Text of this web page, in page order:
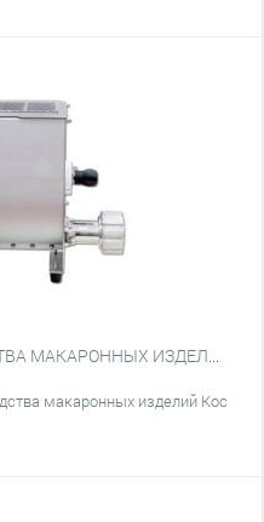
ЭКСТРУДЕР ДЛЯ ПРОИЗВОДСТВА МАКАРОННЫХ ИЗДЕЛИЙ KOCATEQ OMJ 3 WITH CUTTER C ТЕСТОМЕСОМ НА 3.3 КГ И НОЖОМ АВТОПОДРЕЗКИ
макаронных изделий Koc